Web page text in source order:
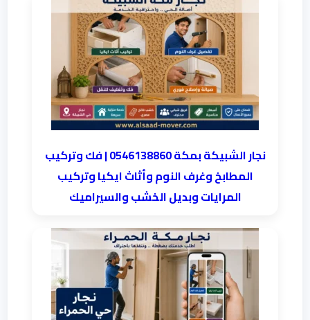
نجار الشبيكة بمكة 0546138860⁩ | فك وتركيب
المطابخ وغرف النوم وأثاث ايكيا وتركيب
المرايات وبديل الخشب والسيراميك